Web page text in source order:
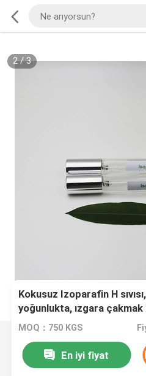
2/3
Kokusuz Izoparafin H
yoğunlukta, ızgara çakmak
MOQ：750 KGS
En iyi fiyat